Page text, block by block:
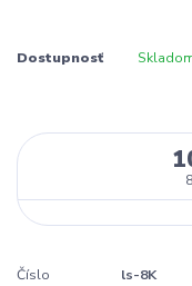
Dostupnosť
Číslo
ls-8K